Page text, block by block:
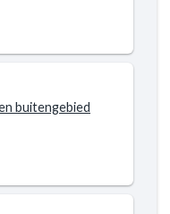
buitengebied